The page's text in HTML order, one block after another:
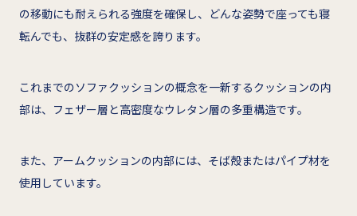
の移動にも耐えられる強度を確保し、どんな姿勢で座っても寝
転んでも、抜群の安定感を誇ります。
これまでのソファクッションの概念を一新するクッションの内
部は、フェザー層と高密度なウレタン層の多重構造です。
また、アームクッションの内部には、そば殻またはパイプ材を
使用しています。